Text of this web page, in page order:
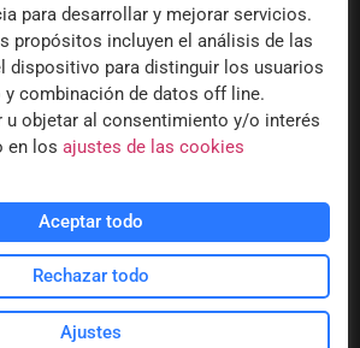
7 - 18010 - Granada
para desarrollar y mejorar servicios.
propósitos incluyen el análisis de las
dispositivo para distinguir los usuarios
combinación de datos off line.
u objetar al consentimiento y/o interés
en los ajustes de las cookies
Aceptar todo
Rechazar todo
Ajustes